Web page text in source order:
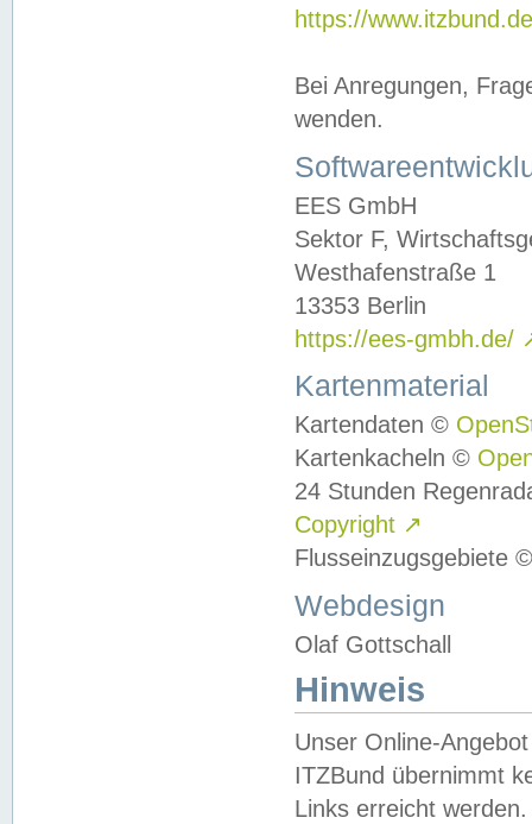
https://
Bei Anregungen,
wenden.
EES GmbH
Sektor F,
Westhafenstraße 1
13353 Berlin
https://ees-gmbh.de/
Kartenmaterial
Kartendaten ©
Kartenkacheln ©
24 Stunden
Copyright ↗
Flusseinzugsgebiete
Webdesign
Olaf Gottschall
Hinweis
Unser Online-
ITZBund übernimmt
Links erreicht